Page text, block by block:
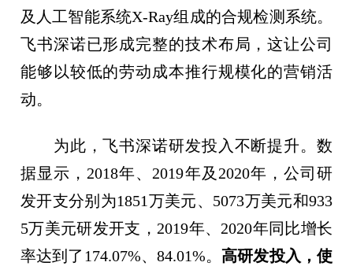
及人工智能系统X-Ray组成的合规检测系统。
飞书深诺已形成完整的技术布局，这让公司
能够以较低的劳动成本推行规模化的营销活
动。
为此，飞书深诺研发投入不断提升。数
据显示，2018年、2019年及2020年，公司研
发开支分别为1851万美元、5073万美元和933
5万美元研发开支，2019年、2020年同比增长
率达到了174.07%、84.01%。高研发投入，使